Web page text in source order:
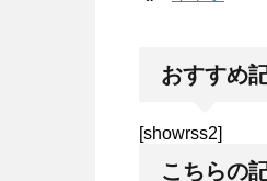
おすすめ
[showrss2]
こちらの